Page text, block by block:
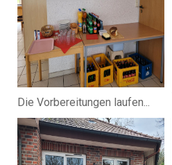
Die Vorbereitungen laufen...